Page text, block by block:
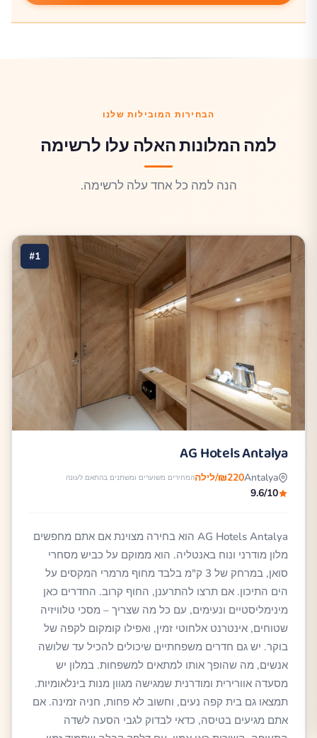
הבחירות המובילות שלנו
למה המלונות האלה עלו לרשימה
הנה למה כל אחד עלה לרשימה.
#1
AG Hotels Antalya
Antalya₪220/לילה המחירים משוערים ומשתנים בהתאם לעונה
9.6/10
AG Hotels Antalya הוא בחירה מצוינת אם אתם מחפשים
מלון מודרני ונוח באנטליה. הוא ממוקם על כביש מסחרי
סואן, במרחק של 3 ק"מ בלבד מחוף מרמרי המקסים על
הים התיכון. אם תרצו להתרענן, החוף קרוב. החדרים כאן
מינימליסטיים ונעימים, עם כל מה שצריך – מסכי טלוויזיה
שטוחים, אינטרנט אלחוטי זמין, ואפילו קומקום לקפה של
בוקר. יש גם חדרים משפחתיים שיכולים להכיל עד שלושה
אנשים, מה שהופך אותו למתאים למשפחות. במלון יש
מסעדה אוורירית ומודרנית שמגישה מגוון מנות בינלאומיות.
תמצאו גם בית קפה נעים, וחשוב לא פחות, חניה זמינה. אם
אתם מגיעים בטיסה, כדאי לבדוק לגבי הסעה לשדה